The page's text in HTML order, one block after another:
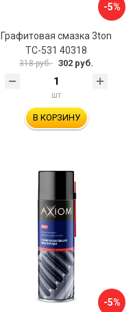
-5%
Графитовая смазка 3ton
ТС-531 40318
318 руб. 302 руб.
шт
В КОРЗИНУ
-5%